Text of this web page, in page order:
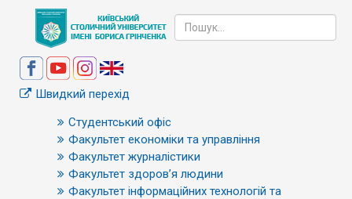
Швидкий перехід
Студентський офіс
Факультет економіки та управління
Факультет журналістики
Факультет здоров’я людини
Факультет інформаційних технологій та